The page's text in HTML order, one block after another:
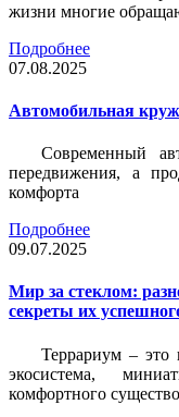
жизни многие
Подробнее
07.08.2025
Автомобильная
Современный
передвижения, а
комфорта
Подробнее
09.07.2025
Мир за стеклом:
секреты их
Террариум – это
экосистема,
комфортного